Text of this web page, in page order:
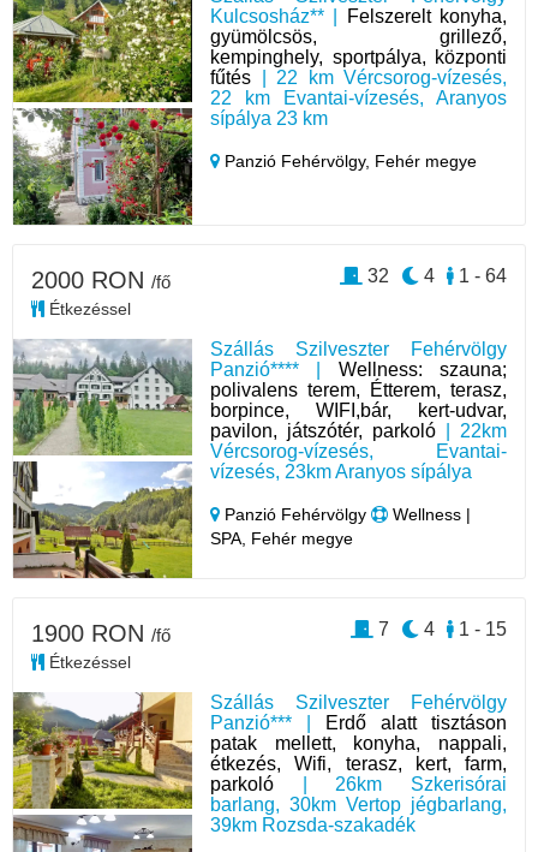
Kulcsosház** |
Felszerelt konyha,
gyümölcsös, grillező,
kempinghely, sportpálya, központi
fűtés | 22 km Vércsorog-vízesés,
22 km Evantai-vízesés, Aranyos
sípálya 23 km
Panzió Fehérvölgy, Fehér megye
Szállás Szilveszter Fehérvölgy
Panzió**** | Wellness: szauna;
polivalens terem, Étterem, terasz,
borpince, WIFI,bár, kert-udvar,
pavilon, játszótér, parkoló | 22km
Vércsorog-vízesés, Evantai-
vízesés, 23km Aranyos sípálya
Panzió Fehérvölgy
Wellness |
SPA, Fehér megye
2000 RON /fő
Étkezéssel
1 - 64
4
32
Szállás Szilveszter Fehérvölgy
Panzió*** |
Erdő alatt tisztáson
patak mellett, konyha, nappali,
étkezés, Wifi, terasz, kert, farm,
parkoló | 26km Szkerisórai
barlang, 30km Vertop jégbarlang,
39km Rozsda-szakadék
1900 RON /fő
Étkezéssel
1 - 15
4
7